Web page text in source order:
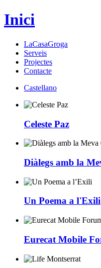
Inici
LaCasaGroga
Serveis
Projectes
Contacte
Castellano
Celeste Paz
Diàlegs amb la
Un Poema a l'Exili
Eurecat Mobile